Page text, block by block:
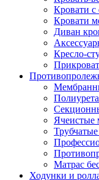
Кровати
Кровати
Диван
Кресло-
Ячеистые
Матрас
Ходунки и